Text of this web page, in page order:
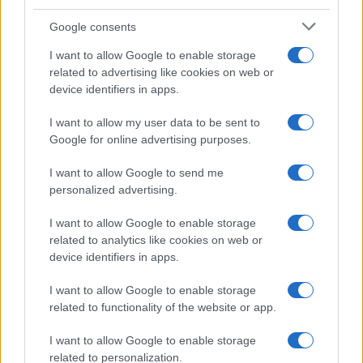
Google consents
I want to allow Google to enable storage
related to advertising like cookies on web or
device identifiers in apps.
I want to allow my user data to be sent to
Google for online advertising purposes.
I want to allow Google to send me
personalized advertising.
I want to allow Google to enable storage
related to analytics like cookies on web or
device identifiers in apps.
I want to allow Google to enable storage
related to functionality of the website or app.
I want to allow Google to enable storage
related to personalization.
megzenésítése, a művet az a Giuseppina Strepponi szoprán
ajánlotta figyelmébe, akivel akkor már évek óta együtt élt
és aki második felesége lett. Bár idejét és energiáját sokáig
a Rigoletto kötötte le, amelyet 1851 márciusában kirobbanó
sikerrel mutattak be, már 1850-ben felkérte Salvadore
Cammaranót a librettó megírására.
idejét ezalatt jórészt családi ügyek kötötték le és újabb